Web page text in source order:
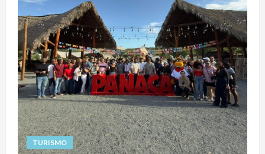
8,000
citas
de
negocios
consolida
el
liderazgo
turístico
dominicano.
TURISMO